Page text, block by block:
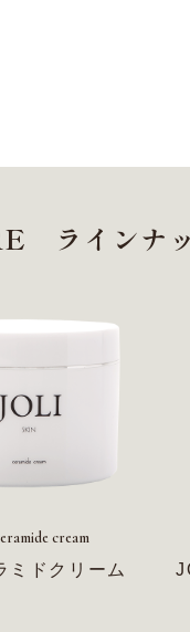
ラインナ
cream
ミドクリーム